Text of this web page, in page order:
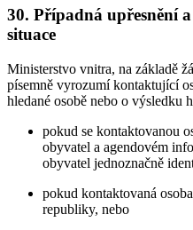
30. Případná upřesnění
situace
Ministerstvo vnitra, na základě
písemně vyrozumí kontaktující
hledané osobě nebo o výsledku
pokud se kontaktovanou
obyvatel a agendovém
obyvatel jednoznačně
pokud kontaktovaná
republiky, nebo